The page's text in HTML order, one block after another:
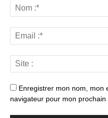
Enregistrer mon nom, mon
navigateur pour mon prochain